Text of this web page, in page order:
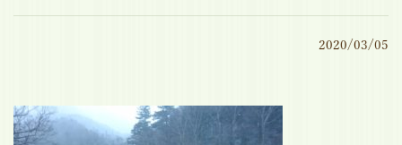
2020/03/05